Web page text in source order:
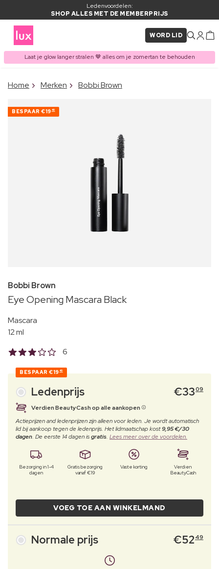
Ledenvoordelen:
SHOP ALLES MET DE MEMBERPRIJS
WORD LID
Laat je glow langer stralen 🤎 alles om je zomertan te behouden
ITEM TOEGEVOEGD AAN
Home Merken Bobbi Brown
BESPAAR €19 40
Bobbi Brown
Eye Opening Mascara Black
Mascara
12 ml
6
BESPAAR €19 40
Ledenprijs €3309
Verdien BeautyCash op alle aankopen
Actieprijzen and ledenprijzen zijn alleen voor leden. Je wordt automatisch
lid bij aankoop tegen de ledenprijs. Het lidmaatschap kost9,95 €/30
dagen. De eerste 14 dagen isgratis. Lees meer over de voordelen.
Bezorging in 1-4
dagen
Gratis bezorging
vanaf €19
Vaste korting
Verdien
BeautyCash
VOEG TOE AAN WINKELMAND
Normale prijs €52 49